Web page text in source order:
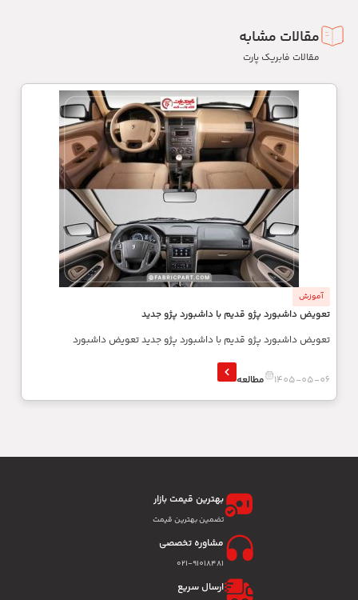
مقالات مشابه
مقالات فابریک پارت
آموزش
تعویض داشبورد پژو قدیم با داشبورد پژو جدید
تعویض داشبورد پژو قدیم با داشبورد پژو جدید تعویض داشبورد
1405-05-06 مطالعه
بهترین قیمت بازار
تضمین بهترین قیمت
مشاوره تخصصی
۰۲۱-91018481
ارسال سریع